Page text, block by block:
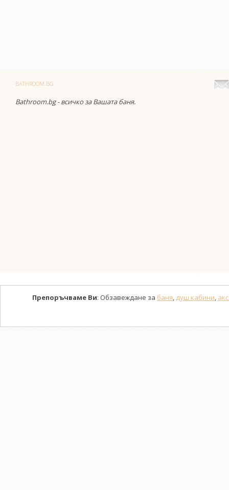
BATHROOM.BG
Bathroom.bg - всичко за Вашата баня.
Препоръчваме Ви: Обзавеждане за баня, душ кабини,